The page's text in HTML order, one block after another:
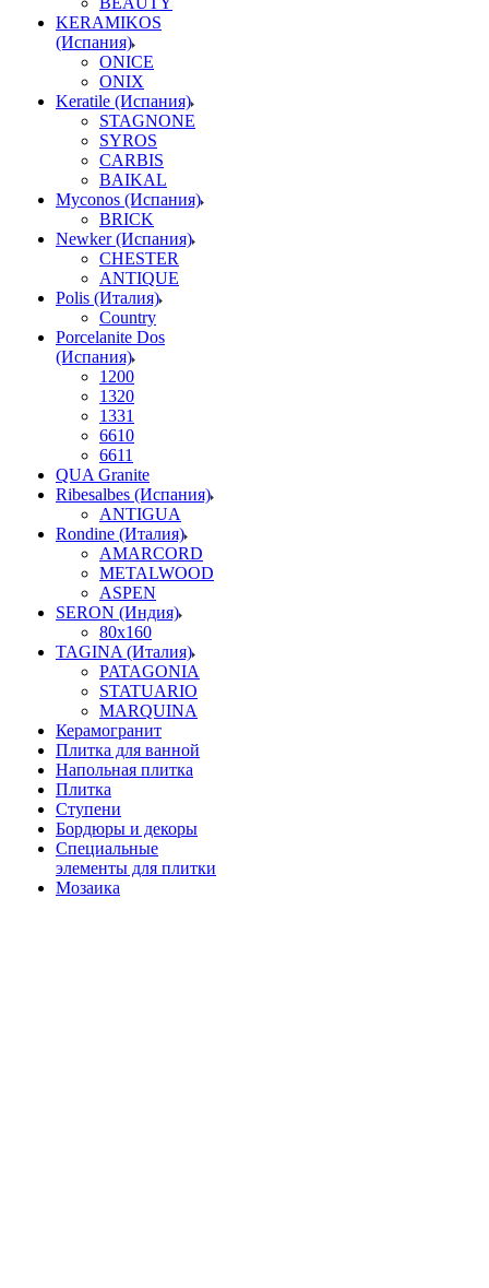
KERAMIKOS
(Испания)
ONICE
ONIX
Keratile (Испания)
STAGNONE
SYROS
CARBIS
BAIKAL
Myconos (Испания)
BRICK
Newker (Испания)
CHESTER
ANTIQUE
Polis (Италия)
Country
Porcelanite Dos
(Испания)
1200
1320
1331
6610
6611
QUA Granite
Ribesalbes (Испания)
ANTIGUA
Rondine (Италия)
AMARCORD
METALWOOD
ASPEN
SERON (Индия)
80x160
TAGINA (Италия)
PATAGONIA
STATUARIO
MARQUINA
Керамогранит
Плитка для ванной
Напольная плитка
Плитка
Ступени
Бордюры и декоры
Специальные
элементы для плитки
Мозаика